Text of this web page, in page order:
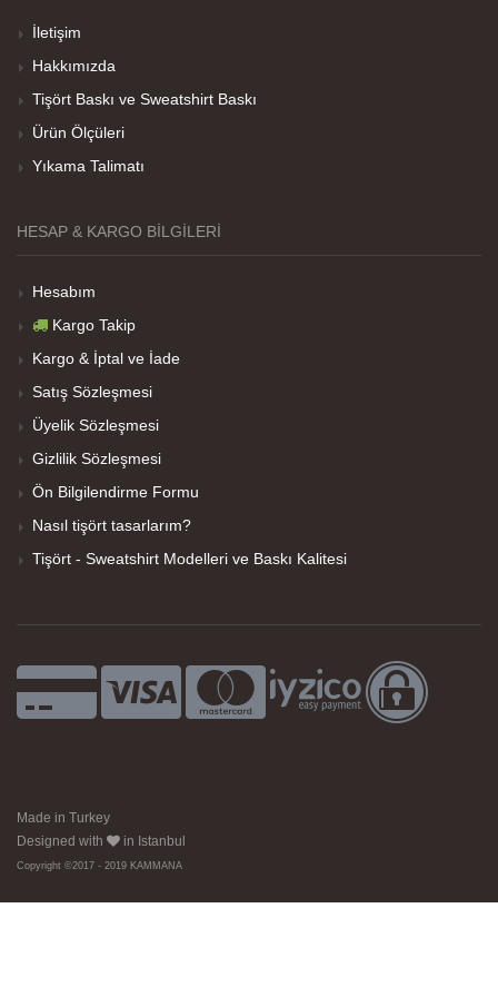
Her sey iyi ama baskı göründüğü gibi değil daha
soluk
İletişim
Hakkımızda
Tişört Baskı ve Sweatshirt Baskı
Ürün Ölçüleri
Yıkama Talimatı
HESAP & KARGO BILGILERI
Hesabım
Kargo Takip
Kargo & İptal ve İade
Satış Sözleşmesi
Üyelik Sözleşmesi
Gizlilik Sözleşmesi
Ön Bilgilendirme Formu
Nasıl tişört tasarlarım?
Tişört - Sweatshirt Modelleri ve Baskı Kalitesi
Made in Turkey
Designed with
in Istanbul
Copyright ©2017 - 2019 KAMMANA